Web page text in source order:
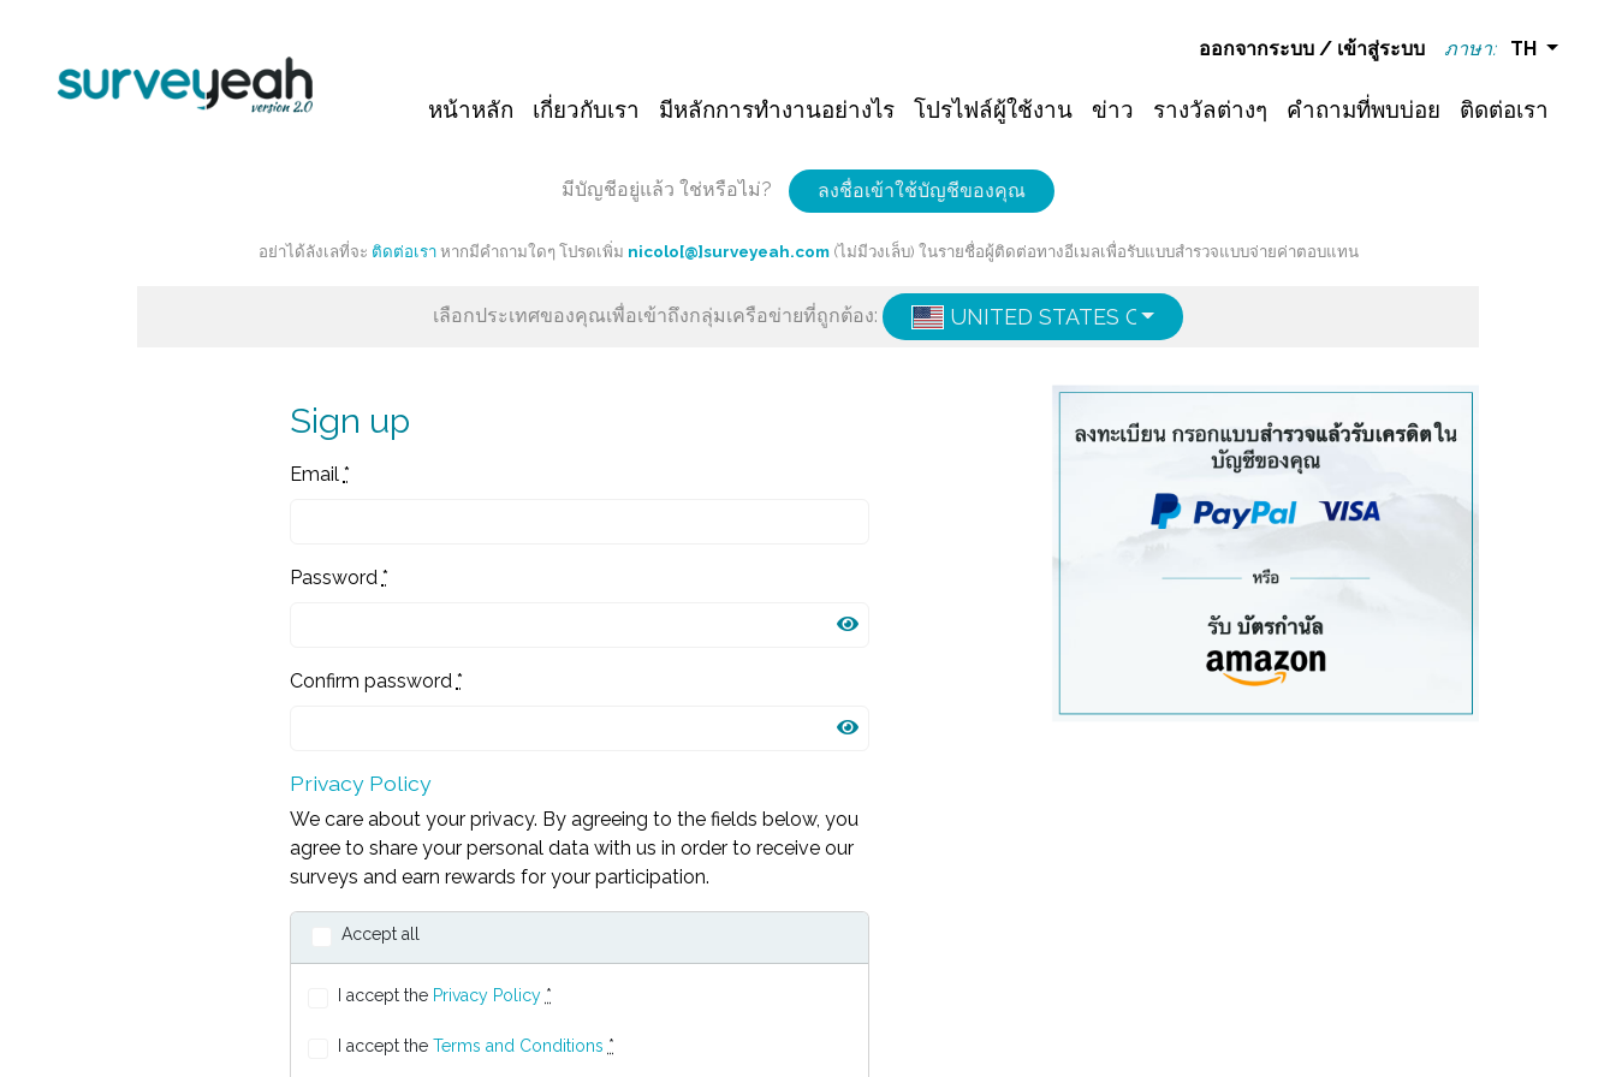
ออกจากระบบ / เข้าสู่ระบบ ภาษา: TH
หน้าหลัก เกี่ยวกับเรา มีหลักการทำงานอย่างไร โปรไฟล์ผู้ใช้งาน ข่าว รางวัลต่างๆ คำถามที่พบบ่อย ติดต่อเรา
มีบัญชีอยู่แล้ว ใช่หรือไม่? ลงชื่อเข้าใช้บัญชีของคุณ
อย่าได้ลังเลที่จะ ติดต่อเราหากมีคำถามใดๆ โปรดเพิ่ม nicolo[@]surveyeah.com(ไม่มีวงเล็บ) ในรายชื่อผู้ติดต่อทางอีเมลเพื่อรับแบบสำรวจแบบจ่ายค่าตอบแทน
เลือกประเทศของคุณเพื่อเข้าถึงกลุ่มเครือข่ายที่ถูกต้อง: UNITED STATES OF AMERICA
Sign up
Email *
Password *
Confirm password *
Privacy Policy
We care about your privacy. By agreeing to the fields below, you
agree to share your personal data with us in order to receive our
surveys and earn rewards for your participation.
Accept all
I accept the Privacy Policy *
I accept the Terms and Conditions *